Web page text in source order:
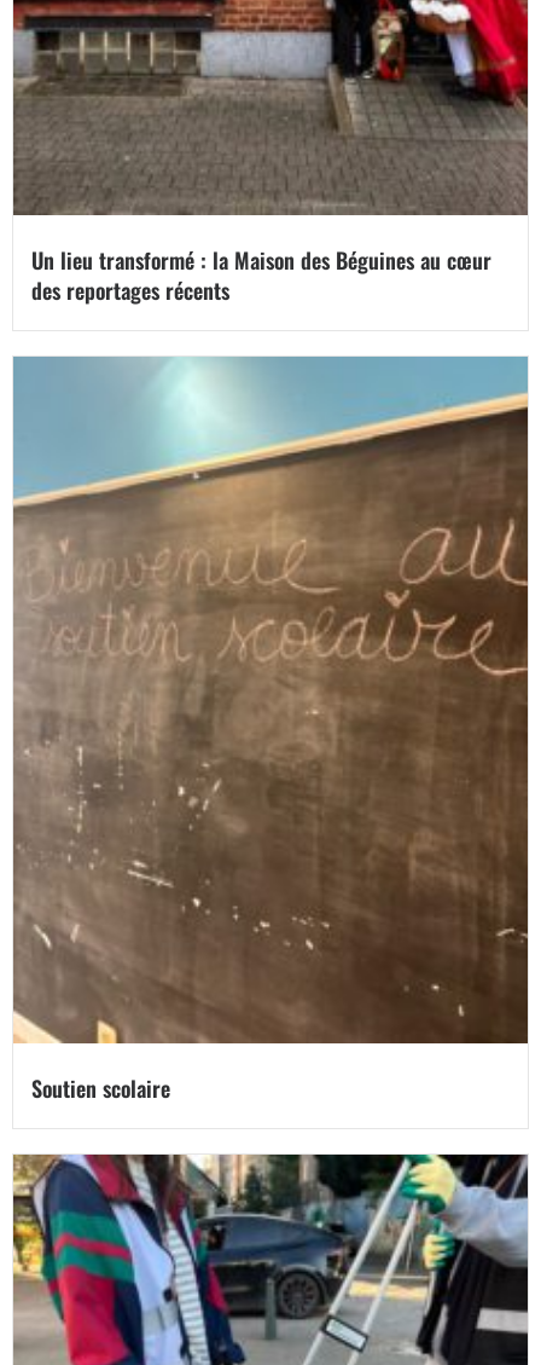
Un lieu transformé : la Maison des Béguines au cœur
des reportages récents
Soutien scolaire